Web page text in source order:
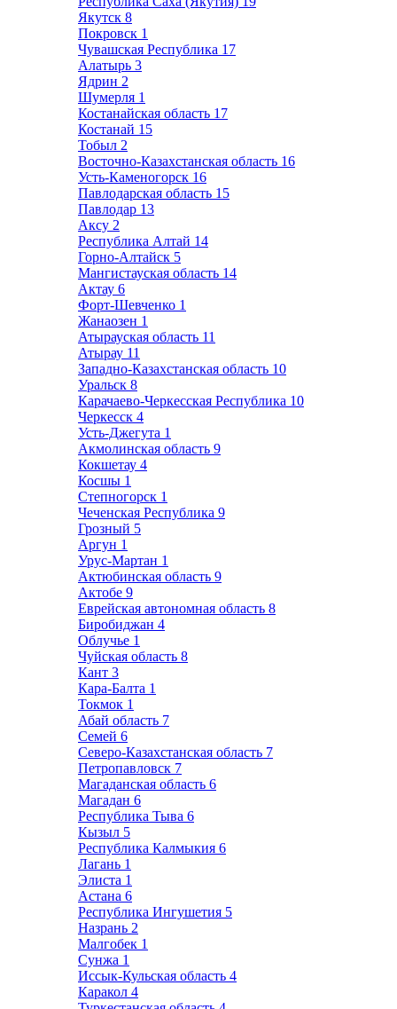
Якутск 8
Покровск 1
Чувашская Республика 17
Алатырь 3
Ядрин 2
Шумерля 1
Костанайская область 17
Костанай 15
Тобыл 2
Восточно-Казахстанская область 16
Усть-Каменогорск 16
Павлодарская область 15
Павлодар 13
Аксу 2
Республика Алтай 14
Горно-Алтайск 5
Мангистауская область 14
Актау 6
Форт-Шевченко 1
Жанаозен 1
Атырауская область 11
Атырау 11
Западно-Казахстанская область 10
Уральск 8
Карачаево-Черкесская Республика 10
Черкесск 4
Усть-Джегута 1
Акмолинская область 9
Кокшетау 4
Косшы 1
Степногорск 1
Чеченская Республика 9
Грозный 5
Аргун 1
Урус-Мартан 1
Актюбинская область 9
Актобе 9
Еврейская автономная область 8
Биробиджан 4
Облучье 1
Чуйская область 8
Кант 3
Кара-Балта 1
Токмок 1
Абай область 7
Семей 6
Северо-Казахстанская область 7
Петропавловск 7
Магаданская область 6
Магадан 6
Республика Тыва 6
Кызыл 5
Республика Калмыкия 6
Лагань 1
Элиста 1
Астана 6
Республика Ингушетия 5
Назрань 2
Малгобек 1
Сунжа 1
Иссык-Кульская область 4
Каракол 4